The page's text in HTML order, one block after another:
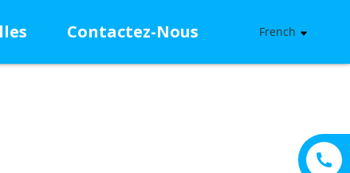
Contactez-Nous French